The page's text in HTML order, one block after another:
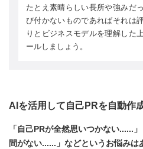
たとえ素晴らしい長所や強みだ
び付かないものであればそれは
りとビジネスモデルを理解した
ールしましょう。
AIを活用して自己PRを自動作
「自己PRが全然思いつかない......
間がない......」などというお悩みは